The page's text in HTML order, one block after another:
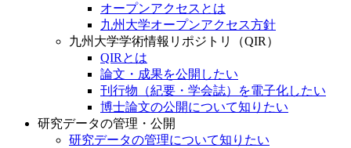
オープンアクセスとは
九州大学オープンアクセス方針
九州大学学術情報リポジトリ（QIR）
QIRとは
論文・成果を公開したい
刊行物（紀要・学会誌）を電子化したい
博士論文の公開について知りたい
研究データの管理・公開
研究データの管理について知りたい